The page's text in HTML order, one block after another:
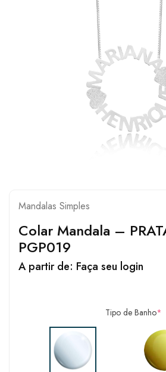
Mandalas Simples
Colar Mandala –
PGP019
A partir de: Faça seu login
Tipo de Banho*